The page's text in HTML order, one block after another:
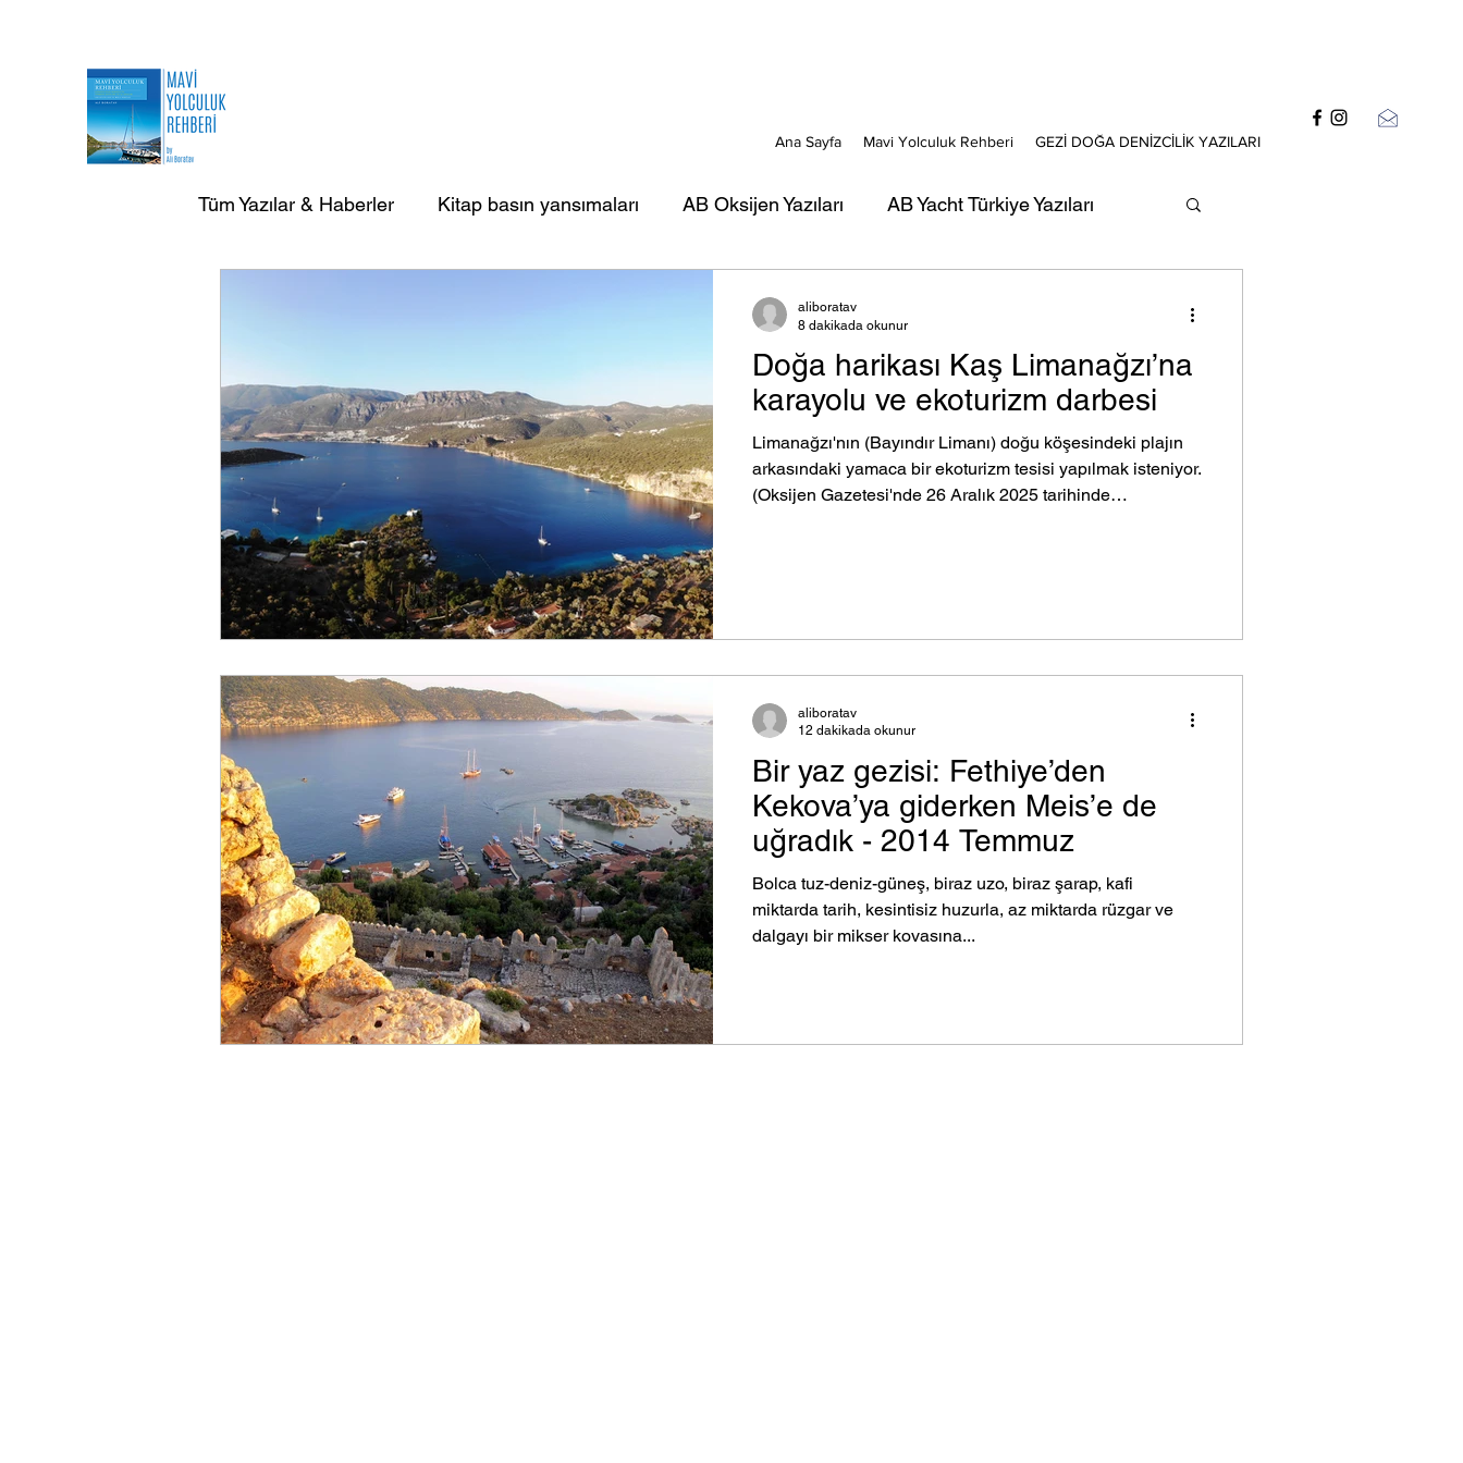
Ana Sayfa Mavi Yolculuk Rehberi GEZİ DOĞA DENİZCİLİK YAZILARI
Tüm Yazılar & Haberler Kitap basın yansımaları AB Oksijen Yazıları AB Yacht Türkiye Yazıları
AB Yurtdışı Gezi-Seyir Yazıları AB Portreler - Mavi YolcularDoğa harikası Kaş Limanağzı’na
karayolu ve ekoturizm darbesi
Limanağzı'nın (Bayındır Limanı) doğu köşesindeki plajın
arkasındaki yamaca bir ekoturizm tesisi yapılmak isteniyor.
(Oksijen Gazetesi'nde 26 Aralık 2025 tarihinde
aliboratav
8 dakikada okunur
Bir yaz gezisi: Fethiye’den
Kekova’ya giderken Meis’e de
uğradık - 2014 Temmuz
Bolca tuz-deniz-güneş, biraz uzo, biraz şarap, kafi
miktarda tarih, kesintisiz huzurla, az miktarda rüzgar ve
dalgayı bir mikser kovasına...
aliboratav
12 dakikada okunur